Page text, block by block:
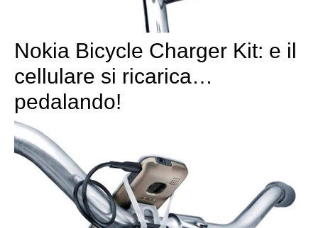
Nokia Bicycle Charger Kit: e il
cellulare si ricarica…
pedalando!